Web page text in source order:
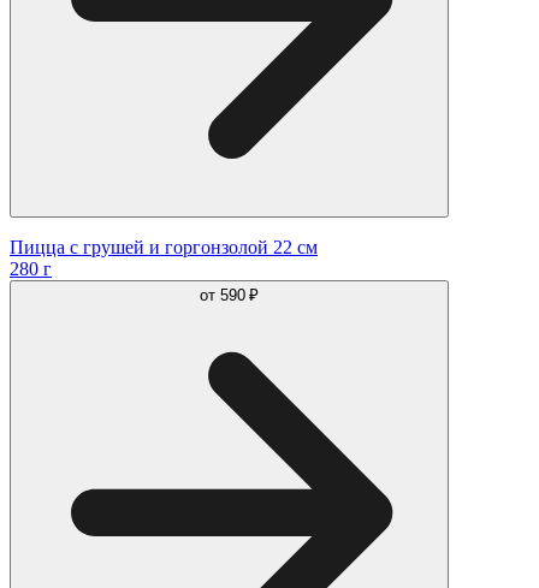
Пицца с грушей и горгонзолой 22 см
280 г
от 590 ₽